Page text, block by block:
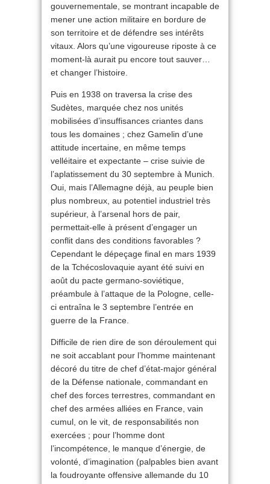
gouvernementale, se montrant incapable de
mener une action militaire en bordure de
son territoire et de défendre ses intérêts
vitaux. Alors qu’une vigoureuse riposte à ce
moment-là aurait pu encore tout sauver…
et changer l’histoire.
Puis en 1938 on traversa la crise des
Sudètes, marquée chez nos unités
mobilisées d’insuffisances criantes dans
tous les domaines ; chez Gamelin d’une
attitude incertaine, en même temps
velléitaire et expectante – crise suivie de
l’aplatissement du 30 septembre à Munich.
Oui, mais l’Allemagne déjà, au peuple bien
plus nombreux, au potentiel industriel très
supérieur, à l’arsenal hors de pair,
permettait-elle à présent d’engager un
conflit dans des conditions favorables ?
Cependant le dépeçage final en mars 1939
de la Tchécoslovaquie ayant été suivi en
août du pacte germano-soviétique,
préambule à l’attaque de la Pologne, celle-
ci entraîna le 3 septembre l’entrée en
guerre de la France.
Difficile de rien dire de son déroulement qui
ne soit accablant pour l’homme maintenant
décoré du titre de chef d’état-major général
de la Défense nationale, commandant en
chef des forces terrestres, commandant en
chef des armées alliées en France, vain
cumul, on le vit, de responsabilités non
exercées ; pour l’homme dont
l’incompétence, le manque d’énergie, de
volonté, d’imagination (palpables bien avant
la foudroyante offensive allemande du 10